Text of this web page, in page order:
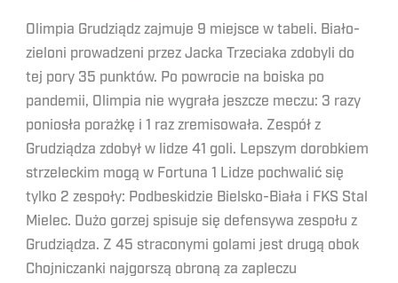
Olimpia Grudziądz zajmuje 9 miejsce w tabeli. Biało-
zieloni prowadzeni przez Jacka Trzeciaka zdobyli do
tej pory 35 punktów. Po powrocie na boiska po
pandemii, Olimpia nie wygrała jeszcze meczu: 3 razy
poniosła porażkę i 1 raz zremisowała. Zespół z
Grudziądza zdobył w lidze 41 goli. Lepszym dorobkiem
strzeleckim mogą w Fortuna 1 Lidze pochwalić się
tylko 2 zespoły: Podbeskidzie Bielsko-Biała i FKS Stal
Mielec. Dużo gorzej spisuje się defensywa zespołu z
Grudziądza. Z 45 straconymi golami jest drugą obok
Chojniczanki najgorszą obroną za zapleczu